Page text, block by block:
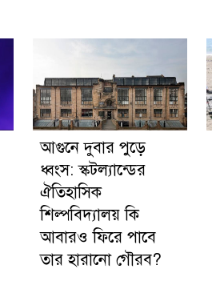
আগুনে দুবার পুড়ে
ধ্বংস: স্কটল্যান্ডের
ঐতিহাসিক
শিল্পবিদ্যালয় কি
আবারও ফিরে পাবে
তার হারানো গৌরব?